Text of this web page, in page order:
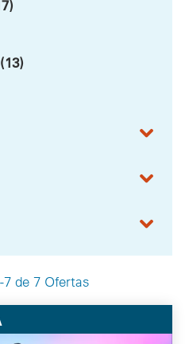
de 7 Ofertas
(13)